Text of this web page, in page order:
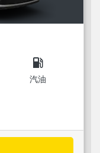
local_gas_station
汽油